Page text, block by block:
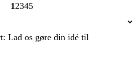
Side
1 Side
2Side
3Side
4Side
5
Lad os gøre din idé til